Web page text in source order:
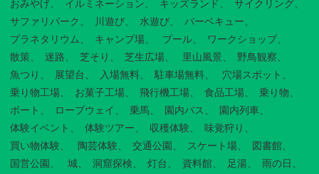
おみやげ
イルミネーション キッズランド
サイクリング
サファリパーク
川遊び 水遊び
バーベキュー
プラネタリウム
キャンプ場 プール
ワークショップ
散策
迷路 芝そり 芝生広場 里山風景
野鳥観察
魚つり
展望台 入場無料 駐車場無料
穴場スポット
乗り物工場
お菓子工場 飛行機工場 食品工場
乗り物
ボート
ロープウェイ 乗馬 園内バス
園内列車
体験イベント
体験ツアー 収穫体験
味覚狩り
買い物体験
陶芸体験 交通公園 スケート場
図書館
国営公園
城 洞窟探検 灯台 資料館 足湯
雨の日